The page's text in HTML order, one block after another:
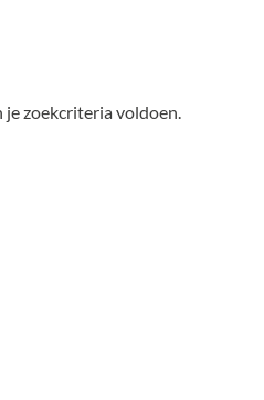
je zoekcriteria voldoen.